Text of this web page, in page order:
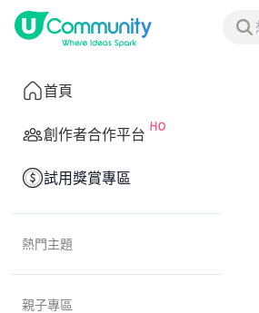
首頁
創作者合作平台
試用獎賞專區
熱門主題
親子專區